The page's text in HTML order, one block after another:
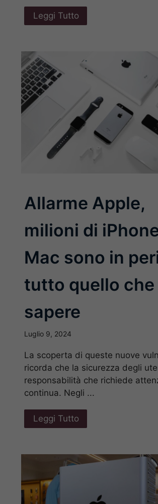
Leggi Tutto
Allarme Apple,
milioni di
Mac sono in
tutto quello che
sapere
Luglio 9, 2024
La scoperta di queste nuove
ricorda che la sicurezza degli
responsabilità che richiede
continua. Negli ...
Leggi Tutto